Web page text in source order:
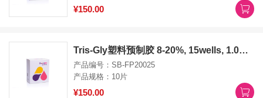
¥150.00
Tris-Gly塑料预制胶 8-20%, 15wells, 1.0mm
产品编号：SB-FP20025
产品规格：10片
¥150.00